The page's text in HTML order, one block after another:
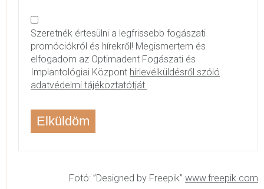
Szeretnék értesülni a legfrissebb fogászati
promóciókról és hírekről! Megismertem és
elfogadom az Optimadent Fogászati és
Implantológiai Központ hírlevélküldésről szóló
adatvédelmi tájékoztatótját.
Fotó: ”Designed by Freepik” www.freepik.com